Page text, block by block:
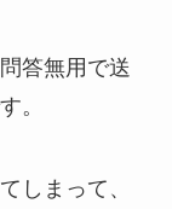
答無用で送
。
しまって、